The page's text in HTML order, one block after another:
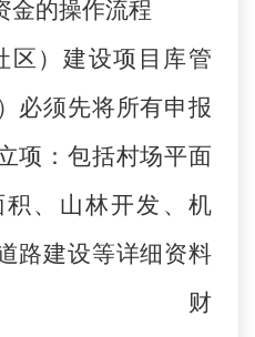
金的操作流程
区）建设项目库管
必须先将所有申报
项：包括村场平面
、山林开发、机
路建设等详细资料
财